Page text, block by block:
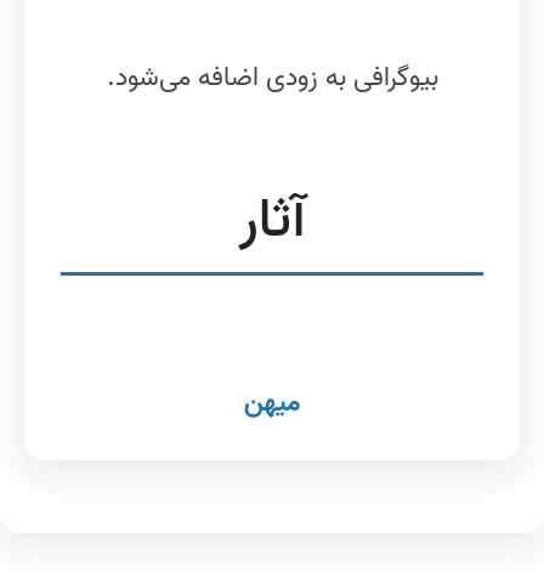
بیوگرافی به زودی اضافه می‌شود.
آثار
میهن